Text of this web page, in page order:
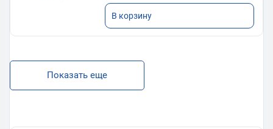
В корзину
Показать еще